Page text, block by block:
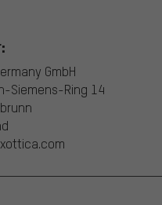
GmbH
Siemens-Ring 14